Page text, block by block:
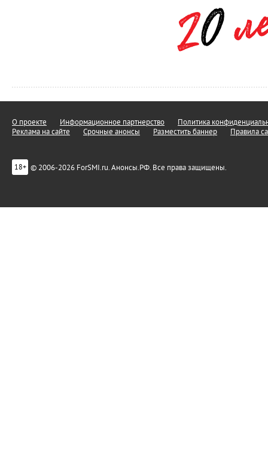
О проекте Информационное партнерство
Политика
Реклама на сайте
Срочные анонсы Разместить баннер Правила
18+ © 2006-2026 ForSMI.ru. Анонсы.РФ. Все права защищены.